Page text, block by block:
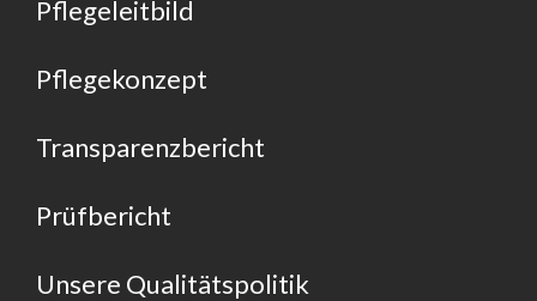
Pflegeleitbild
Pflegekonzept
Transparenzbericht
Prüfbericht
Unsere Qualitätspolitik